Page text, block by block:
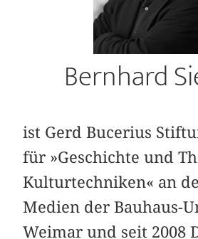
Bernhard
ist Gerd Bucerius
für »Geschichte und
Kulturtechniken« an
Medien der Bauhaus-
Weimar und seit 2008